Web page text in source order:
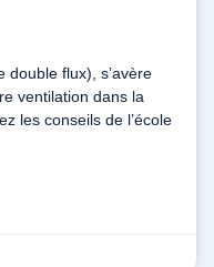
double flux), s’avère
ventilation dans la
les conseils de l’école